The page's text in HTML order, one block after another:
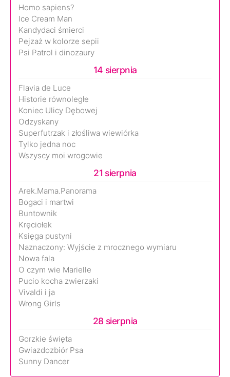
Homo sapiens?
Ice Cream Man
Kandydaci śmierci
Pejzaż w kolorze sepii
Psi Patrol i dinozaury
14 sierpnia
Flavia de Luce
Historie równoległe
Koniec Ulicy Dębowej
Odzyskany
Superfutrzak i złośliwa wiewiórka
Tylko jedna noc
Wszyscy moi wrogowie
21 sierpnia
Arek.Mama.Panorama
Bogaci i martwi
Buntownik
Kręciołek
Księga pustyni
Naznaczony: Wyjście z mrocznego wymiaru
Nowa fala
O czym wie Marielle
Pucio kocha zwierzaki
Vivaldi i ja
Wrong Girls
28 sierpnia
Gorzkie święta
Gwiazdozbiór Psa
Sunny Dancer